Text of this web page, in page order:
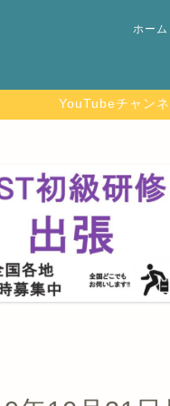
ホーム
YouTubeチャン